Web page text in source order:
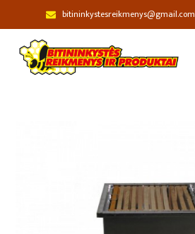
bitininkystesreikmenys@gmail.com